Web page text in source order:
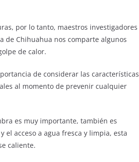
por lo tanto, maestros investigadores
de Chihuahua nos comparte algunos
de calor.
de considerar las características
al momento de prevenir cualquier
es muy importante, también es
el acceso a agua fresca y limpia, esta
caliente.